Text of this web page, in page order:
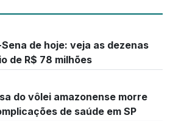
de hoje: veja as dezenas
de R$ 78 milhões
do vôlei amazonense morre
de saúde em SP